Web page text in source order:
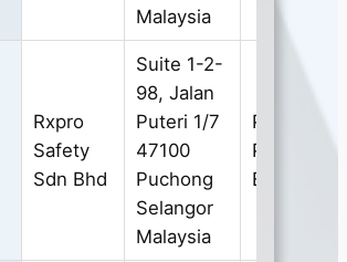
Malaysia
Rxpro
Safety
Sdn Bhd
Suite 1-2-
98, Jalan
Puteri 1/7
47100
Puchong
Selangor
Malaysia
Personal
Protective
Eyewear